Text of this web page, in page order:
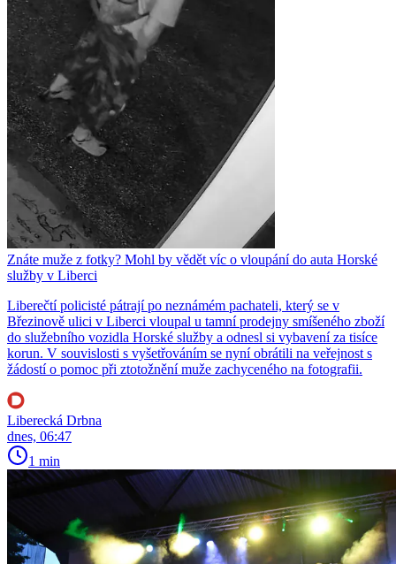
Znáte muže z fotky? Mohl by vědět víc o vloupání do auta Horské
služby v Liberci
Liberečtí policisté pátrají po neznámém pachateli, který se v
Březinově ulici v Liberci vloupal u tamní prodejny smíšeného zboží
do služebního vozidla Horské služby a odnesl si vybavení za tisíce
korun. V souvislosti s vyšetřováním se nyní obrátili na veřejnost s
žádostí o pomoc při ztotožnění muže zachyceného na fotografii.
Liberecká Drbna
dnes, 06:47
1 min